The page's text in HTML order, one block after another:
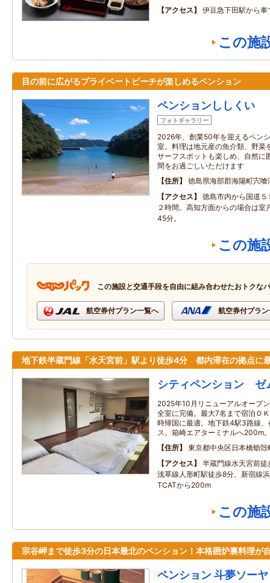
アクセス
伊豆急下田駅から車
この施
目の前に広がるプライベートビーチが楽しめるペンション
ペンションししくい
フォトギャラリー
2026年、創業50年を迎えるペン
室。料理は地元産の魚介類、野菜
サーフスポットも楽しめ、自然に
間をお過ごしいただけます
住所
徳島県海部郡海陽町宍
アクセス
徳島市内から国道
２時間。高知方面からの場合は室
45分。
この施
この施設と交通手段を自由に組み合わせたおトクな
航空券付プラン一覧へ 航空券付プラ
地下鉄半蔵門線「水天宮前」駅より徒歩4分 都内滞在の拠点に
シティペンション ゼ
2025年10月リニューアルオープ
全室に完備。最大7名まで宿泊Ｏ
時帰国に最適。地下鉄4駅3路線
ス。箱崎エアターミナルへ200m
住所
東京都中央区日本橋蛎
アクセス
半蔵門線水天宮前
浅草線人形町駅徒歩8分、新宿線
TCATから200m
この施
宗谷岬まで徒歩3分の日本最北のペンション！本格囲炉裏料理が
ペンション 斗夢ソーヤ